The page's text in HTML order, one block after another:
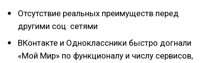
Отсутствие реальных преимуществ перед
другими соц. сетями
ВКонтакте и Одноклассники быстро догнали
«Мой Мир» по функционалу и числу сервисов,